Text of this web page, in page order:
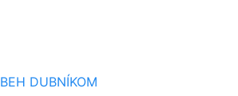
BEH DUBNÍKOM